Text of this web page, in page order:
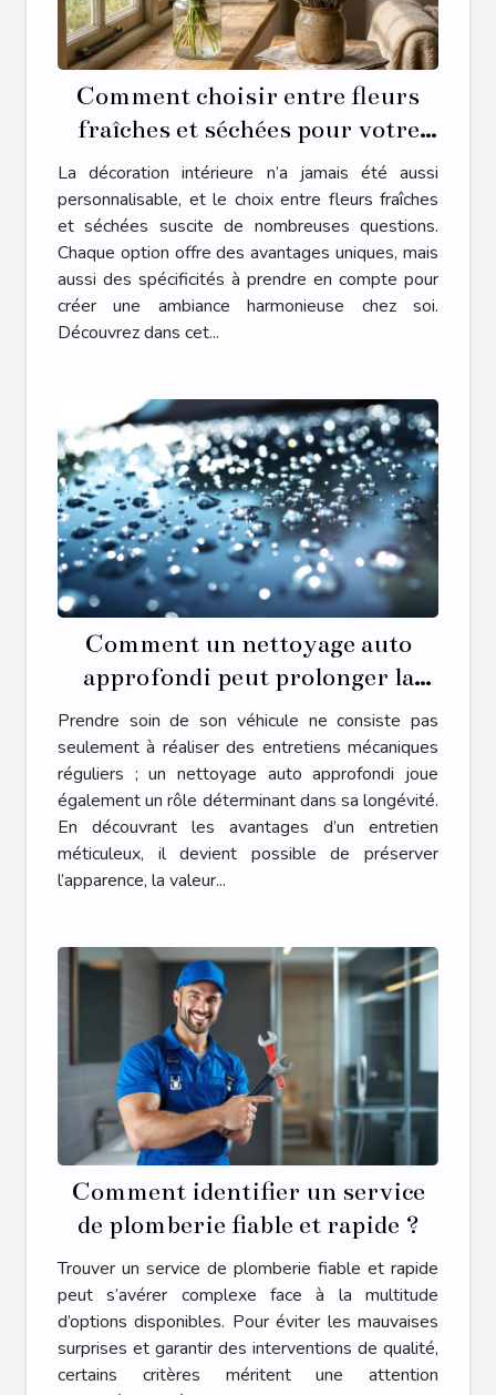
Comment choisir entre fleurs
fraîches et séchées pour votre
décoration intérieure ?
La décoration intérieure n’a jamais été aussi
personnalisable, et le choix entre fleurs fraîches
et séchées suscite de nombreuses questions.
Chaque option offre des avantages uniques, mais
aussi des spécificités à prendre en compte pour
créer une ambiance harmonieuse chez soi.
Découvrez dans cet...
Comment un nettoyage auto
approfondi peut prolonger la
durée de vie de votre véhicule
Prendre soin de son véhicule ne consiste pas
seulement à réaliser des entretiens mécaniques
réguliers ; un nettoyage auto approfondi joue
également un rôle déterminant dans sa longévité.
En découvrant les avantages d’un entretien
méticuleux, il devient possible de préserver
l’apparence, la valeur...
Comment identifier un service
de plomberie fiable et rapide ?
Trouver un service de plomberie fiable et rapide
peut s’avérer complexe face à la multitude
d’options disponibles. Pour éviter les mauvaises
surprises et garantir des interventions de qualité,
certains critères méritent une attention